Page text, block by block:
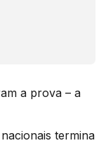
a prova – a
termina